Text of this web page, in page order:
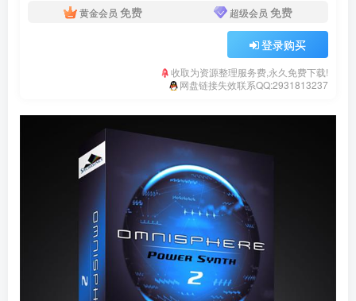
黄金会员 免费 超级会员 免费
登录购买
收取为资源整理服务费,永久免费下载!
网盘链接失效联系QQ:2931813237